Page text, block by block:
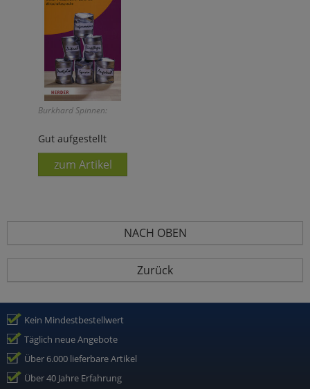
Burkhard Spinnen:
Gut aufgestellt
zum Artikel
NACH OBEN
Zurück
Kein Mindestbestellwert
Täglich neue Angebote
Über 6.000 lieferbare Artikel
Über 40 Jahre Erfahrung